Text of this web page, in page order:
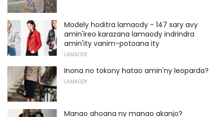
Modely hoditra lamaody - 147 sary avy
amin'ireo karazana lamaody indrindra
amin'ity vanim-potoana ity
LAMAODY
Inona no tokony hatao amin'ny leoparda?
LAMAODY
Manao ahoana ny manao akanjo?